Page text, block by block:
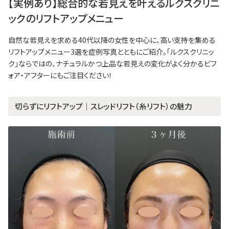
【実例あり】総合的な若見えを叶えるルクスクリニ
ックのリフトアップメニュー
自然な若見えを求める40代以降の女性を中心に、高い支持を集める
リフトアップメニュー3選を症例写真とともにご紹介。「ルクスクリニッ
ク」ならではの、ナチュラルかつ上品な若見えの変化がよく分かるビフ
ォア・アフターにもご注目ください！
切らずにリフトアップ｜スレッドリフト（糸リフト）の魅力